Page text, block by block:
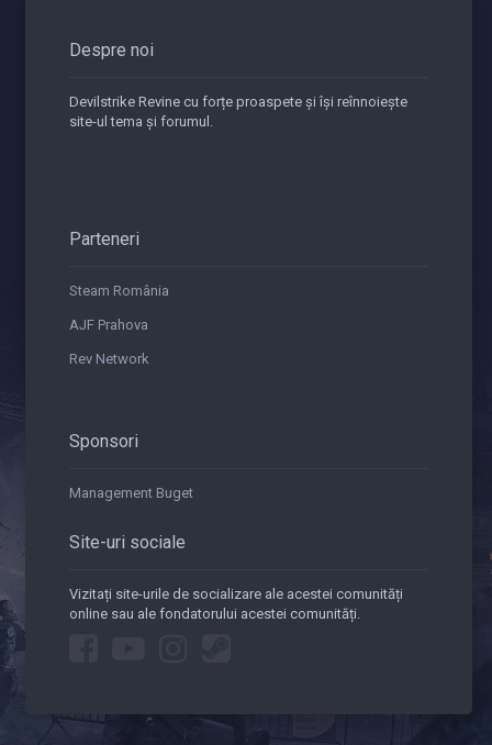
Despre noi
Devilstrike Revine cu forțe proaspete și își reînnoiește
site-ul tema și forumul.
Parteneri
Steam România
AJF Prahova
Rev Network
Sponsori
Management Buget
Site-uri sociale
Vizitați site-urile de socializare ale acestei comunități
online sau ale fondatorului acestei comunități.